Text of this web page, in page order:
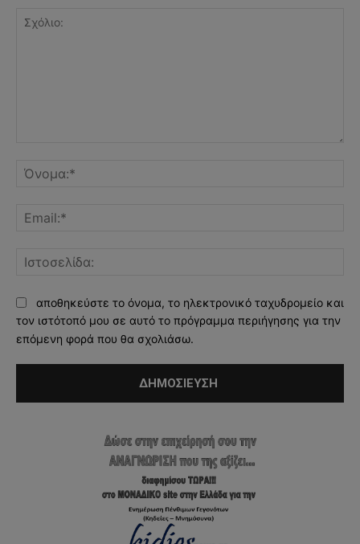
αποθηκεύστε το όνομα, το ηλεκτρονικό ταχυδρομείο και
τον ιστότοπό μου σε αυτό το πρόγραμμα περιήγησης για την
επόμενη φορά που θα σχολιάσω.